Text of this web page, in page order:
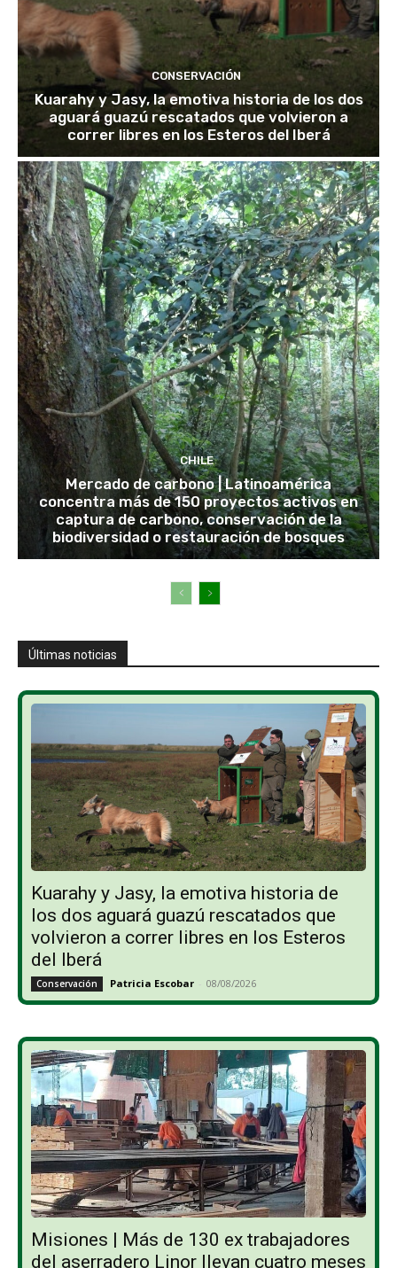
CONSERVACIÓN
Kuarahy y Jasy, la emotiva historia de los dos
aguará guazú rescatados que volvieron a
correr libres en los Esteros del Iberá
CHILE
Mercado de carbono | Latinoamérica
concentra más de 150 proyectos activos en
captura de carbono, conservación de la
biodiversidad o restauración de bosques
Últimas noticias
Kuarahy y Jasy, la emotiva historia de
los dos aguará guazú rescatados que
volvieron a correr libres en los Esteros
del Iberá
Conservación Patricia Escobar - 08/08/2026
Misiones | Más de 130 ex trabajadores
del aserradero Linor llevan cuatro meses